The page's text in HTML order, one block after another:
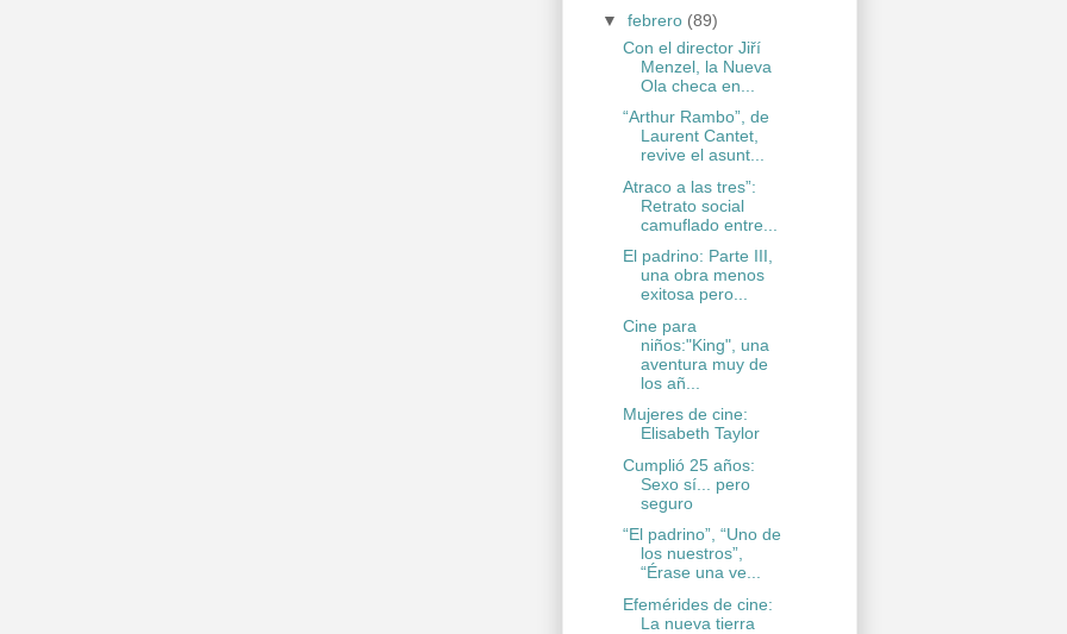
▼ febrero (89)
Con el director Jiří
Menzel, la Nueva
Ola checa en...
“Arthur Rambo”, de
Laurent Cantet,
revive el asunt...
Atraco a las tres”:
Retrato social
camuflado entre...
El padrino: Parte III,
una obra menos
exitosa pero...
Cine para
niños:"King", una
aventura muy de
los añ...
Mujeres de cine:
Elisabeth Taylor
Cumplió 25 años:
Sexo sí... pero
seguro
“El padrino”, “Uno de
los nuestros”,
“Érase una ve...
Efemérides de cine:
La nueva tierra